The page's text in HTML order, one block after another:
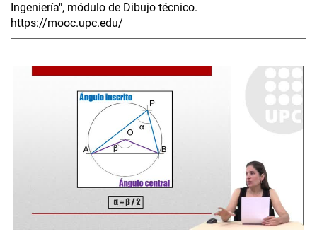
Ingeniería", módulo de Dibujo técnico.
https://mooc.upc.edu/